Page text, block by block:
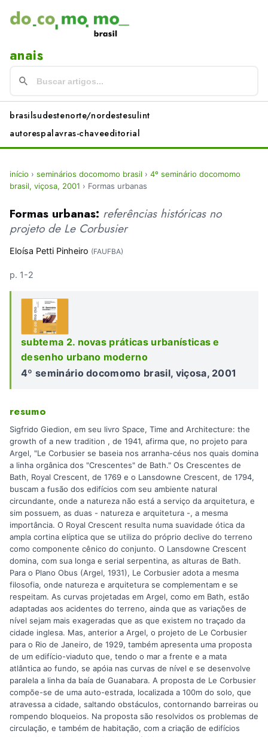
anais
brasilsudestenorte/nordestesulint
autorespalavras-chaveeditorial
início › seminários docomomo brasil › 4º seminário docomomo
brasil, viçosa, 2001 › Formas urbanas
Formas urbanas: referências históricas no
projeto de Le Corbusier
Eloísa Petti Pinheiro (FAUFBA)
p. 1-2
subtema 2. novas práticas urbanísticas e
desenho urbano moderno
4º seminário docomomo brasil, viçosa, 2001
resumo
Sigfrido Giedion, em seu livro Space, Time and Architecture: the
growth of a new tradition , de 1941, afirma que, no projeto para
Argel, "Le Corbusier se baseia nos arranha-céus nos quais domina
a linha orgânica dos "Crescentes" de Bath." Os Crescentes de
Bath, Royal Crescent, de 1769 e o Lansdowne Crescent, de 1794,
buscam a fusão dos edifícios com seu ambiente natural
circundante, onde a natureza não está a serviço da arquitetura, e
sim possuem, as duas - natureza e arquitetura -, a mesma
importância. O Royal Crescent resulta numa suavidade ótica da
ampla cortina elíptica que se utiliza do próprio declive do terreno
como componente cênico do conjunto. O Lansdowne Crescent
domina, com sua longa e serial serpentina, as alturas de Bath.
Para o Plano Obus (Argel, 1931), Le Corbusier adota a mesma
filosofia, onde natureza e arquitetura se complementam e se
respeitam. As curvas projetadas em Argel, como em Bath, estão
adaptadas aos acidentes do terreno, ainda que as variações de
nível sejam mais exageradas que as que existem no traçado da
cidade inglesa. Mas, anterior a Argel, o projeto de Le Corbusier
para o Rio de Janeiro, de 1929, também apresenta uma proposta
de um edifício-viaduto que, tendo o mar a frente e a mata
atlântica ao fundo, se apóia nas curvas de nível e se desenvolve
paralela a linha da baía de Guanabara. A proposta de Le Corbusier
compõe-se de uma auto-estrada, localizada a 100m do solo, que
atravessa a cidade, saltando obstáculos, contornando barreiras ou
rompendo bloqueios. Na proposta são resolvidos os problemas de
circulação, e também de habitação, com a criação de edifícios